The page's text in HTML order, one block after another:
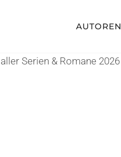
AUTOREN
Serien & Romane 2026